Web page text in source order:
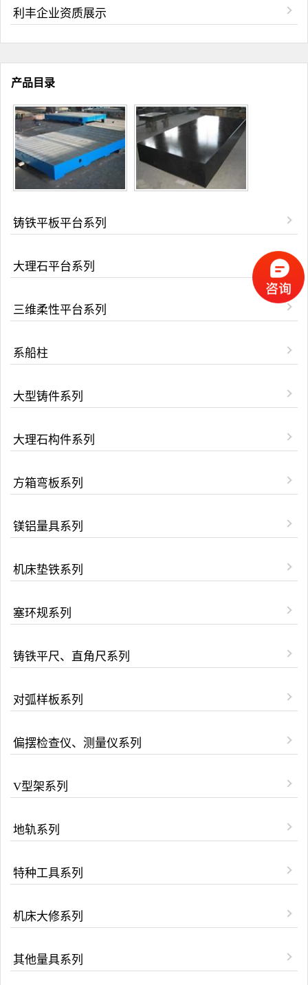
利丰企业资质展示
产品目录
铸铁平板平台系列
大理石平台系列
三维柔性平台系列
系船柱
大型铸件系列
大理石构件系列
方箱弯板系列
镁铝量具系列
机床垫铁系列
塞环规系列
铸铁平尺、直角尺系列
对弧样板系列
偏摆检查仪、测量仪系列
V型架系列
地轨系列
特种工具系列
机床大修系列
其他量具系列